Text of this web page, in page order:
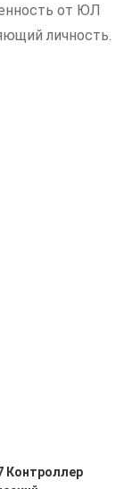
от ЮЛ
личность.
Контроллер